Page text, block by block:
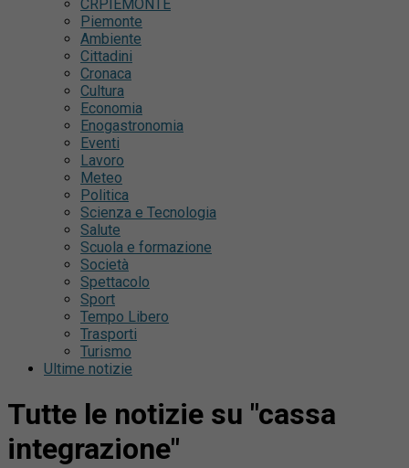
CRPIEMONTE
Piemonte
Ambiente
Cittadini
Cronaca
Cultura
Economia
Enogastronomia
Eventi
Lavoro
Meteo
Politica
Scienza e Tecnologia
Salute
Scuola e formazione
Società
Spettacolo
Sport
Tempo Libero
Trasporti
Turismo
Ultime notizie
Tutte le notizie su "cassa
integrazione"